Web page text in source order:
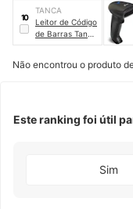
10
TANCA
Leitor de Código
de Barras Tanca
｜TL-320
Não encontrou o produto
Este ranking foi útil
Sim